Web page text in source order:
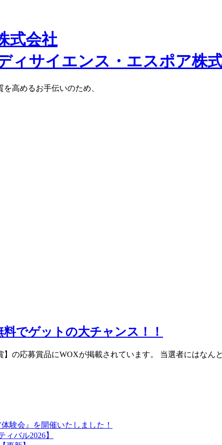
式会社
高めるお手伝いのため、
でゲットの大チャンス！！
の応募賞品にWOXが掲載されています。 当選者にはな
験会』を開催いたしました！
バル2026】